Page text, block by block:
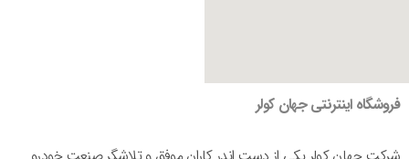
فروشگاه اینترنتی جهان کولر